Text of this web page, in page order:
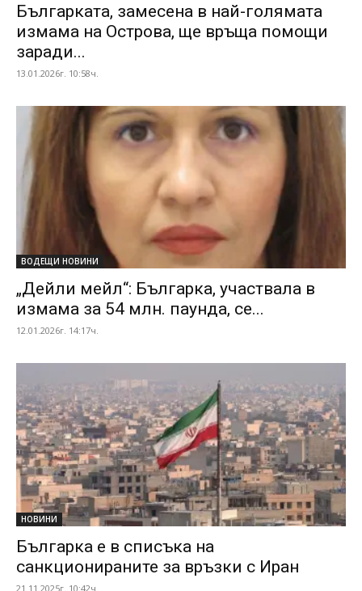
Българката, замесена в най-голямата
измама на Острова, ще връща помощи
заради...
13.01.2026г. 10:58ч.
ВОДЕЩИ НОВИНИ
„Дейли мейл“: Българка, участвала в
измама за 54 млн. паунда, се...
12.01.2026г. 14:17ч.
НОВИНИ
Българка е в списъка на
санкционираните за връзки с Иран
21.11.2025г. 10:42ч.